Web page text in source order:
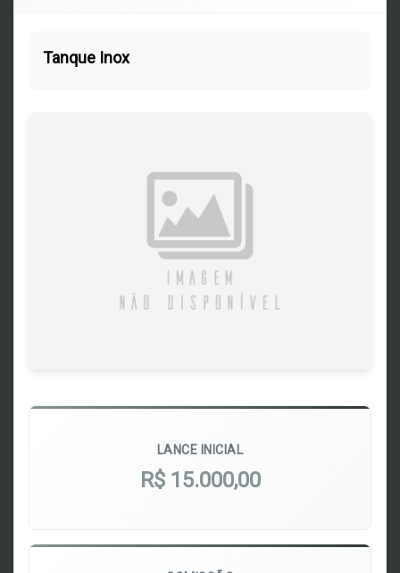
Tanque Inox
LANCE INICIAL
R$ 15.000,00